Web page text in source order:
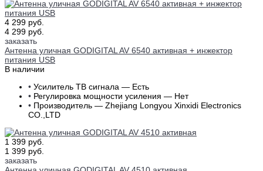
4 299 руб.
4 299 руб.
заказать
Антенна уличная GODIGITAL AV 6540 активная + инжектор
питания USB
В наличии
• Усилитель ТВ сигнала — Есть
• Регулировка мощности усиления — Нет
• Производитель — Zhejiang Longyou Xinxidi Electronics
CO.,LTD
1 399 руб.
1 399 руб.
заказать